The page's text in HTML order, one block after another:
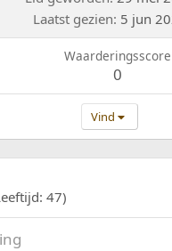
Laatst gezien 5 jun
Waarderingsscore
0
Vind
47)